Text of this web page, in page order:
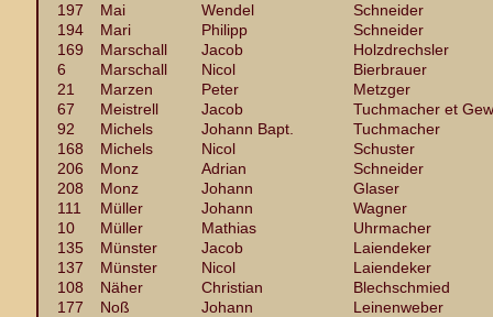
197
Mai Wendel
Schneider
194
Mari Philipp
Schneider
169
Marschall Jacob
Holzdrechsler
6
Marschall Nicol
Bierbrauer
21
Marzen Peter
Metzger
67
Meistrell Jacob
Tuchmacher et
92
Michels Johann Bapt.
Tuchmacher
168
Michels Nicol
Schuster
206
Monz Adrian
Schneider
208
Monz Johann
Glaser
111
Müller Johann
Wagner
10
Müller Mathias
Uhrmacher
135
Münster Jacob
Laiendeker
137
Münster Nicol
Laiendeker
108
Näher Christian
Blechschmied
177
Noß Johann
Leinenweber